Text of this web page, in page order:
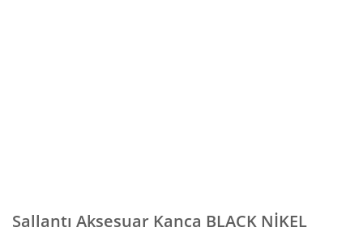
Sallantı Aksesuar Kanca BLACK NİKEL